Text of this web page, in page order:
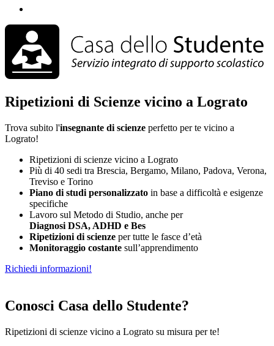
Ripetizioni di Scienze vicino a Lograto
Trova subito l'insegnante di scienze perfetto per te vicino a
Lograto!
Ripetizioni di scienze vicino a Lograto
Più di 40 sedi tra Brescia, Bergamo, Milano, Padova, Verona,
Treviso e Torino
Piano di studi personalizzato in base a difficoltà e esigenze
specifiche
Lavoro sul Metodo di Studio, anche per
Diagnosi DSA, ADHD e Bes
Ripetizioni di scienze per tutte le fasce d’età
Monitoraggio costante sull’apprendimento
Richiedi informazioni!
Conosci Casa dello Studente?
Ripetizioni di scienze vicino a Lograto su misura per te!